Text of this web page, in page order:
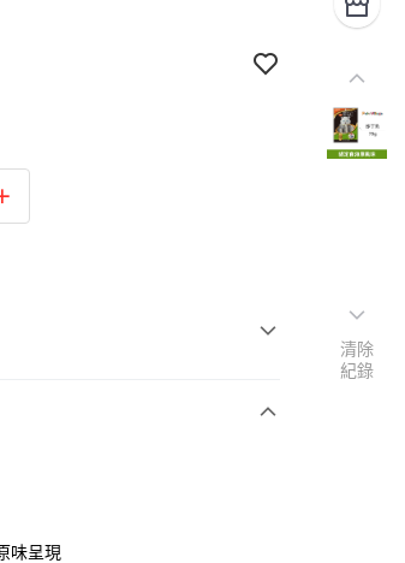
味呈現
清除
紀錄